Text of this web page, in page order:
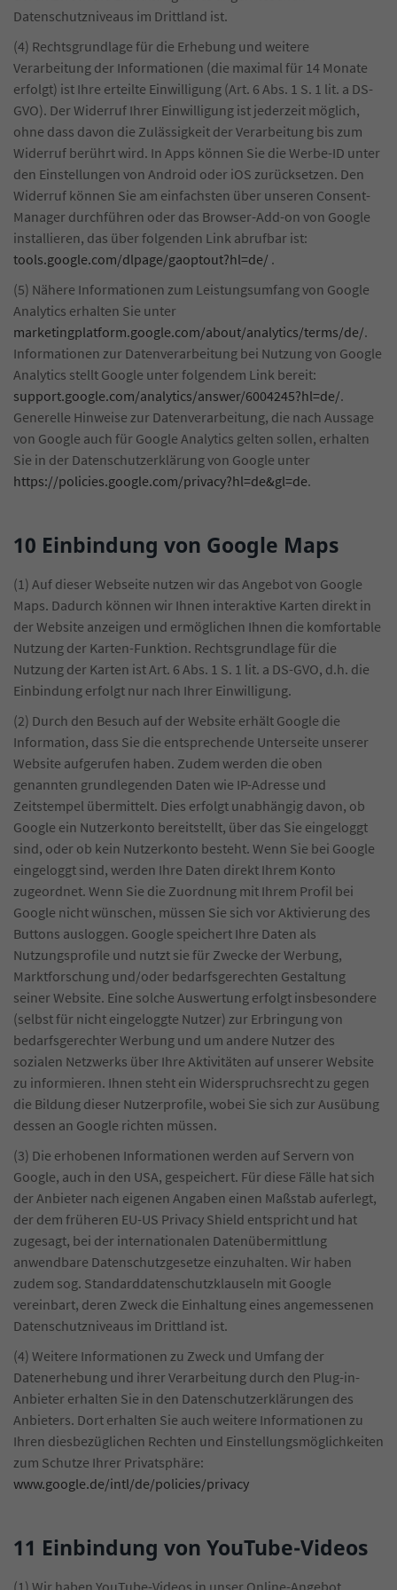
Datenschutzniveaus im Drittland ist.
(4) Rechtsgrundlage für die Erhebung und weitere
Verarbeitung der Informationen (die maximal für 14 Monate
erfolgt) ist Ihre erteilte Einwilligung (Art. 6 Abs. 1 S. 1 lit. a DS-
GVO). Der Widerruf Ihrer Einwilligung ist jederzeit möglich,
ohne dass davon die Zulässigkeit der Verarbeitung bis zum
Widerruf berührt wird. In Apps können Sie die Werbe-ID unter
den Einstellungen von Android oder iOS zurücksetzen. Den
Widerruf können Sie am einfachsten über unseren Consent-
Manager durchführen oder das Browser-Add-on von Google
installieren, das über folgenden Link abrufbar ist:
tools.google.com/dlpage/gaoptout?hl=de/ .
(5) Nähere Informationen zum Leistungsumfang von Google
Analytics erhalten Sie unter
marketingplatform.google.com/about/analytics/terms/de/.
Informationen zur Datenverarbeitung bei Nutzung von Google
Analytics stellt Google unter folgendem Link bereit:
support.google.com/analytics/answer/6004245?hl=de/.
Generelle Hinweise zur Datenverarbeitung, die nach Aussage
von Google auch für Google Analytics gelten sollen, erhalten
Sie in der Datenschutzerklärung von Google unter
https://policies.google.com/privacy?hl=de&gl=de.
10 Einbindung von Google Maps
(1) Auf dieser Webseite nutzen wir das Angebot von Google
Maps. Dadurch können wir Ihnen interaktive Karten direkt in
der Website anzeigen und ermöglichen Ihnen die komfortable
Nutzung der Karten-Funktion. Rechtsgrundlage für die
Nutzung der Karten ist Art. 6 Abs. 1 S. 1 lit. a DS-GVO, d.h. die
Einbindung erfolgt nur nach Ihrer Einwilligung.
(2) Durch den Besuch auf der Website erhält Google die
Information, dass Sie die entsprechende Unterseite unserer
Website aufgerufen haben. Zudem werden die oben
genannten grundlegenden Daten wie IP-Adresse und
Zeitstempel übermittelt. Dies erfolgt unabhängig davon, ob
Google ein Nutzerkonto bereitstellt, über das Sie eingeloggt
sind, oder ob kein Nutzerkonto besteht. Wenn Sie bei Google
eingeloggt sind, werden Ihre Daten direkt Ihrem Konto
zugeordnet. Wenn Sie die Zuordnung mit Ihrem Profil bei
Google nicht wünschen, müssen Sie sich vor Aktivierung des
Buttons ausloggen. Google speichert Ihre Daten als
Nutzungsprofile und nutzt sie für Zwecke der Werbung,
Marktforschung und/oder bedarfsgerechten Gestaltung
seiner Website. Eine solche Auswertung erfolgt insbesondere
(selbst für nicht eingeloggte Nutzer) zur Erbringung von
bedarfsgerechter Werbung und um andere Nutzer des
sozialen Netzwerks über Ihre Aktivitäten auf unserer Website
zu informieren. Ihnen steht ein Widerspruchsrecht zu gegen
die Bildung dieser Nutzerprofile, wobei Sie sich zur Ausübung
dessen an Google richten müssen.
(3) Die erhobenen Informationen werden auf Servern von
Google, auch in den USA, gespeichert. Für diese Fälle hat sich
der Anbieter nach eigenen Angaben einen Maßstab auferlegt,
der dem früheren EU-US Privacy Shield entspricht und hat
zugesagt, bei der internationalen Datenübermittlung
anwendbare Datenschutzgesetze einzuhalten. Wir haben
zudem sog. Standarddatenschutzklauseln mit Google
vereinbart, deren Zweck die Einhaltung eines angemessenen
Datenschutzniveaus im Drittland ist.
(4) Weitere Informationen zu Zweck und Umfang der
Datenerhebung und ihrer Verarbeitung durch den Plug-in-
Anbieter erhalten Sie in den Datenschutzerklärungen des
Anbieters. Dort erhalten Sie auch weitere Informationen zu
Ihren diesbezüglichen Rechten und Einstellungsmöglichkeiten
zum Schutze Ihrer Privatsphäre:
www.google.de/intl/de/policies/privacy
11 Einbindung von YouTube-Videos